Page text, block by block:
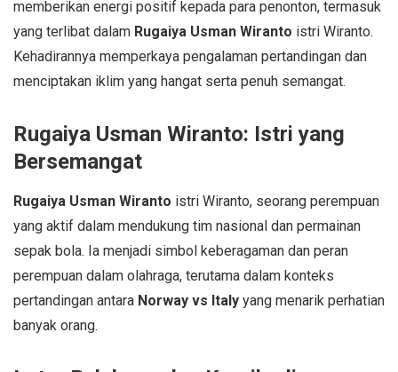
memberikan energi positif kepada para penonton, termasuk
yang terlibat dalam Rugaiya Usman Wiranto istri Wiranto.
Kehadirannya memperkaya pengalaman pertandingan dan
menciptakan iklim yang hangat serta penuh semangat.
Rugaiya Usman Wiranto: Istri yang
Bersemangat
Rugaiya Usman Wiranto istri Wiranto, seorang perempuan
yang aktif dalam mendukung tim nasional dan permainan
sepak bola. Ia menjadi simbol keberagaman dan peran
perempuan dalam olahraga, terutama dalam konteks
pertandingan antara Norway vs Italy yang menarik perhatian
banyak orang.